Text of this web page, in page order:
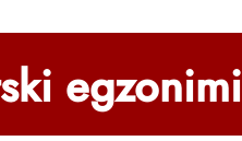
egzonimi